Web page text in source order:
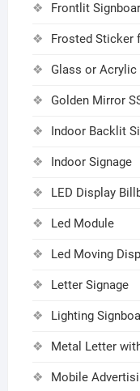
Frontlit
Frosted Sticker
Glass or Acrylic
Golden Mirror
Indoor Backlit
Indoor Signage
LED Display
Led Module
Led Moving
Letter Signage
Lighting
Metal Letter
Mobile